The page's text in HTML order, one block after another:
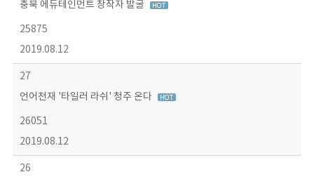
충북 에듀테인먼트 창작자 발굴
25875
2019.08.12
27
언어천재 '타일러 라쉬' 청주 온다
26051
2019.08.12
26